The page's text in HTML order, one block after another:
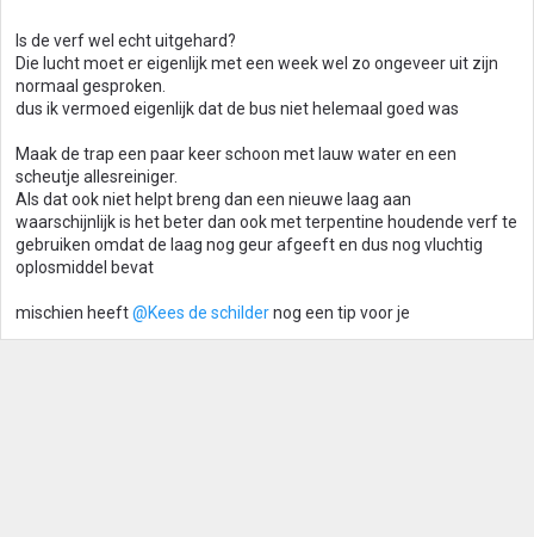
Is de verf wel echt uitgehard?
Die lucht moet er eigenlijk met een week wel zo ongeveer uit zijn
normaal gesproken.
dus ik vermoed eigenlijk dat de bus niet helemaal goed was
Maak de trap een paar keer schoon met lauw water en een
scheutje allesreiniger.
Als dat ook niet helpt breng dan een nieuwe laag aan
waarschijnlijk is het beter dan ook met terpentine houdende verf te
gebruiken omdat de laag nog geur afgeeft en dus nog vluchtig
oplosmiddel bevat
mischien heeft@Kees de schildernog een tip voor je